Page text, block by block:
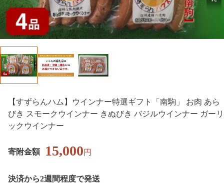
【すずらんハム】ウインナー特選ギフト「南駒」 お肉 あら
びき スモークウインナー きぬびき バジルウインナー ガーリ
ックウインナー
寄附金額 15,000円
決済から2週間程度で発送